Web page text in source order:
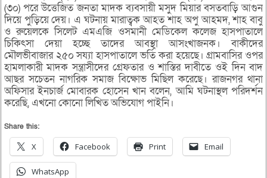
(৩০) পরে উত্তেজিত জনতা মাদক ব্যবসায়ী মসুদ মিয়ার বসতবাড়ি আগুন
দিয়ে পুড়িয়ে দেয়। এ ঘটনায় মারাত্বক আহত শাহ অপু আহমদ, শাহ বাবু
ও রুয়েলকে সিলেট এমএজি ওসমানী মেডিকেল কলেজ হাসপাতালে
চিকিৎসা দেয়া হচ্ছে তাদের আবস্থা আসংখাজনক। বাকীদের
মৌলভীবাজার ২৫০ সয্যা হাসপাতালে ভর্তি করা হয়েছে। গ্রামবাসির ওপর
হামলাকারী মাদক সন্ত্রাসীদের গ্রেফতার ও শাস্তির দাবীতে ওই দিন বাদ
আছর সচেতন নাগরিক সমাজ বিক্ষোভ মিছিল করেছে। রাজনগর থানা
অফিসার ইনচার্জ মোবারক হোসেন খান বলেন, আমি ঘটনাস্থল পরিদর্শন
করেছি, এখনো কোনো লিখিত অভিযোগ পাইনি।
Share this:
X Facebook Print Email
WhatsApp